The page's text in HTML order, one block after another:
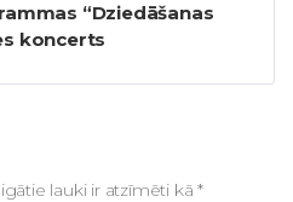
“Dziedāšanas
koncerts
lauki ir atzīmēti kā*